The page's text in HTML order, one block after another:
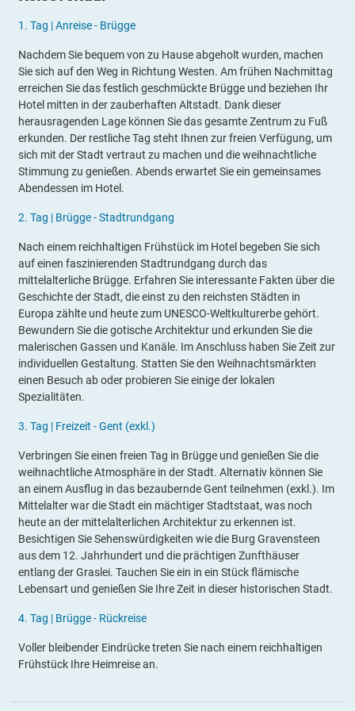
1. Tag |Anreise - Brügge
Nachdem Sie bequem von zu Hause abgeholt wurden, machen
Sie sich auf den Weg in Richtung Westen. Am frühen Nachmittag
erreichen Sie das festlich geschmückte Brügge und beziehen Ihr
Hotel mitten in der zauberhaften Altstadt. Dank dieser
herausragenden Lage können Sie das gesamte Zentrum zu Fuß
erkunden. Der restliche Tag steht Ihnen zur freien Verfügung, um
sich mit der Stadt vertraut zu machen und die weihnachtliche
Stimmung zu genießen. Abends erwartet Sie ein gemeinsames
Abendessen im Hotel.
2. Tag | Brügge - Stadtrundgang
Nach einem reichhaltigen Frühstück im Hotel begeben Sie sich
auf einen faszinierenden Stadtrundgang durch das
mittelalterliche Brügge. Erfahren Sie interessante Fakten über die
Geschichte der Stadt, die einst zu den reichsten Städten in
Europa zählte und heute zum UNESCO-Weltkulturerbe gehört.
Bewundern Sie die gotische Architektur und erkunden Sie die
malerischen Gassen und Kanäle. Im Anschluss haben Sie Zeit zur
individuellen Gestaltung. Statten Sie den Weihnachtsmärkten
einen Besuch ab oder probieren Sie einige der lokalen
Spezialitäten.
3. Tag | Freizeit - Gent (exkl.)
Verbringen Sie einen freien Tag in Brügge und genießen Sie die
weihnachtliche Atmosphäre in der Stadt. Alternativ können Sie
an einem Ausflug in das bezaubernde Gent teilnehmen (exkl.). Im
Mittelalter war die Stadt ein mächtiger Stadtstaat, was noch
heute an der mittelalterlichen Architektur zu erkennen ist.
Besichtigen Sie Sehenswürdigkeiten wie die Burg Gravensteen
aus dem 12. Jahrhundert und die prächtigen Zunfthäuser
entlang der Graslei. Tauchen Sie ein in ein Stück flämische
Lebensart und genießen Sie Ihre Zeit in dieser historischen Stadt.
4. Tag | Brügge - Rückreise
Voller bleibender Eindrücke treten Sie nach einem reichhaltigen
Frühstück Ihre Heimreise an.